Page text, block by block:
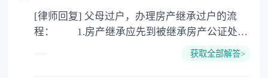
[律师回复] 父母过户，办理房产继承过户的流
程： 1.房产继承应先到被继承房产公证处办
获取全部解答>